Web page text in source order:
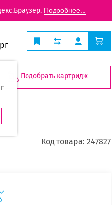
Подробнее...
Подобрать картридж
Код товара: 247827